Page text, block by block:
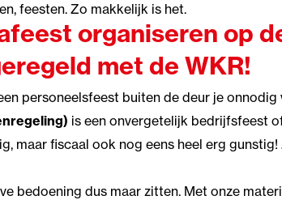
feesten. Zo makkelijk is het.
organiseren op
met de WKR!
personeelsfeest buiten de deur je
is een onvergetelijk bedrijfsfeest
maar fiscaal ook nog eens heel erg
bedoening dus maar zitten. Met onze